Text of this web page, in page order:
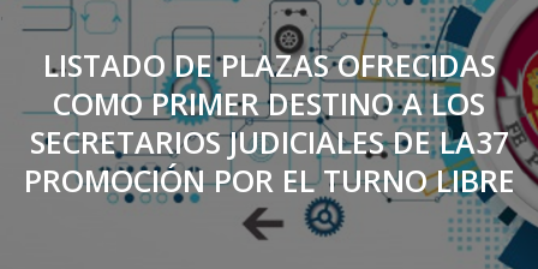
'
LISTADO DE PLAZAS OFRECIDAS
COMO PRIMER DESTINO A LOS
SECRETARIOS JUDICIALES DE LA37
PROMOCIÓN POR EL TURNO LIBRE